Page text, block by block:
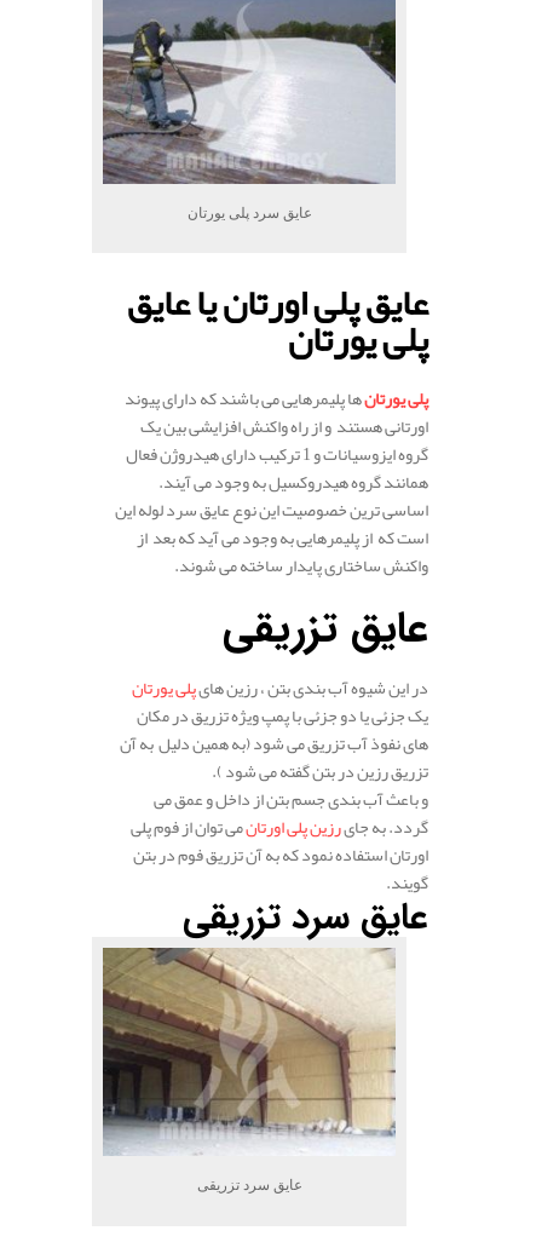
عایق سرد پلی یورتان
عایق پلی اورتان یا عایق
پلی ‌یورتان.
پلی ‌یورتانها پلیمرهایی می باشند که دارای پیوند
اورتانی هستند و از راه واکنش افزایشی بین یک
گروه ایزوسیانات و 1 ترکیب دارای هیدروژن فعال
همانند گروه هیدروکسیل به وجود می آیند.
اساسی ترین خصوصیت این نوع عایق سرد لوله این
است که از پلیمرهایی به وجود می آید که بعد از
واکنش ساختاری پایدار ساخته می شوند.
عایق تزریقی
در این شیوه آب بندی بتن ، رزین ‌هایپلی‌ یورتان
یک جزئی یا دو جزئی با پمپ ویژه تزریق در مکان
های نفوذ آب تزریق می شود (به همین دلیل به آن
تزریق رزین در بتن گفته می شود ).
و باعث آب ‌بندی جسم بتن از داخل و عمق می‌
گردد. به جایرزین پلی اورتانمی توان از فوم پلی
اورتان استفاده نمود که به آن تزریق فوم در بتن
گویند.
عایق سرد تزریقی
عایق سرد تزریقی